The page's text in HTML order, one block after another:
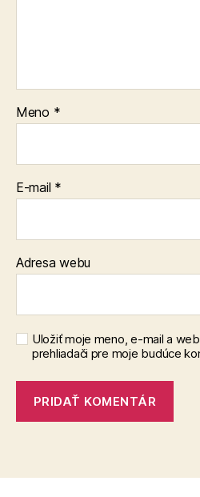
Meno *
E-mail *
Adresa webu
Uložiť moje meno, e-mail a
prehliadači pre moje budúce